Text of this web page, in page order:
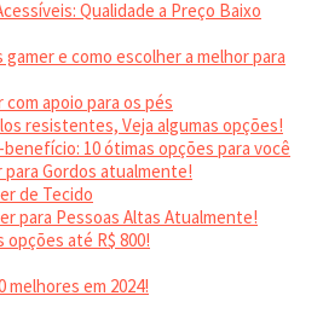
Qualidade a Preço Baixo
gamer e como escolher a melhor para
apoio para os pés
resistentes, Veja algumas opções!
10 ótimas opções para você
para Gordos atualmente!
de Tecido
para Pessoas Altas Atualmente!
opções até R$ 800!
melhores em 2024!